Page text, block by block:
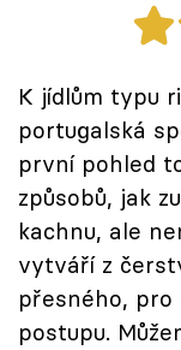
Sledujte
Přihlášení
Sledujte nás
K jídlům typu
portugalská
první pohled
způsobů, jak
kachnu, ale
vytváří z
přesného,
postupu.